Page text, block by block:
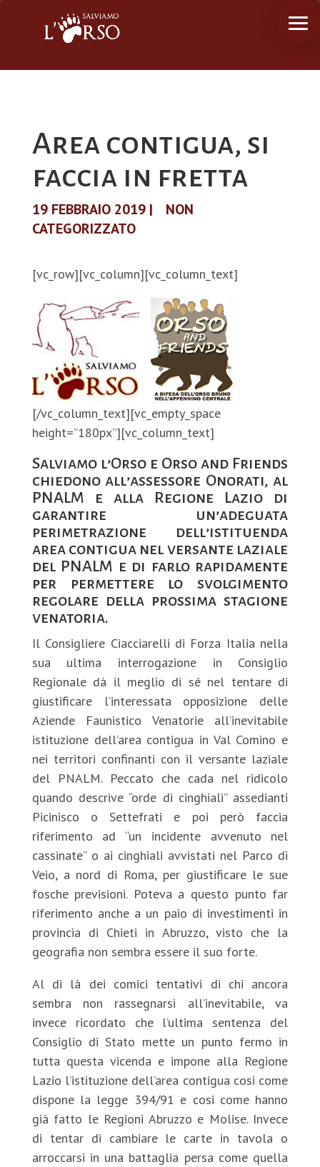
Area contigua, si
faccia in fretta
19 FEBBRAIO 2019|
NON
CATEGORIZZATO
[vc_row][vc_column][vc_column_text]
[/vc_column_text][vc_empty_space
height=”180px”][vc_column_text]
Salviamo l’Orso e Orso and Friends
chiedono all’assessore Onorati, al
PNALM e alla Regione Lazio di
garantire un’adeguata
perimetrazione dell’istituenda
area contigua nel versante laziale
del PNALM e di farlo rapidamente
per permettere lo svolgimento
regolare della prossima stagione
venatoria.
Il Consigliere Ciacciarelli di Forza Italia nella
sua ultima interrogazione in Consiglio
Regionale dà il meglio di sé nel tentare di
giustificare l’interessata opposizione delle
Aziende Faunistico Venatorie all’inevitabile
istituzione dell’area contigua in Val Comino e
nei territori confinanti con il versante laziale
del PNALM. Peccato che cada nel ridicolo
quando descrive “orde di cinghiali” assedianti
Picinisco o Settefrati e poi però faccia
riferimento ad “un incidente avvenuto nel
cassinate” o ai cinghiali avvistati nel Parco di
Veio, a nord di Roma, per giustificare le sue
fosche previsioni. Poteva a questo punto far
riferimento anche a un paio di investimenti in
provincia di Chieti in Abruzzo, visto che la
geografia non sembra essere il suo forte.
Al di là dei comici tentativi di chi ancora
sembra non rassegnarsi all’inevitabile, va
invece ricordato che l’ultima sentenza del
Consiglio di Stato mette un punto fermo in
tutta questa vicenda e impone alla Regione
Lazio l’istituzione dell’area contigua cosi come
dispone la legge 394/91 e cosi come hanno
già fatto le Regioni Abruzzo e Molise. Invece
di tentar di cambiare le carte in tavola o
arroccarsi in una battaglia persa come quella